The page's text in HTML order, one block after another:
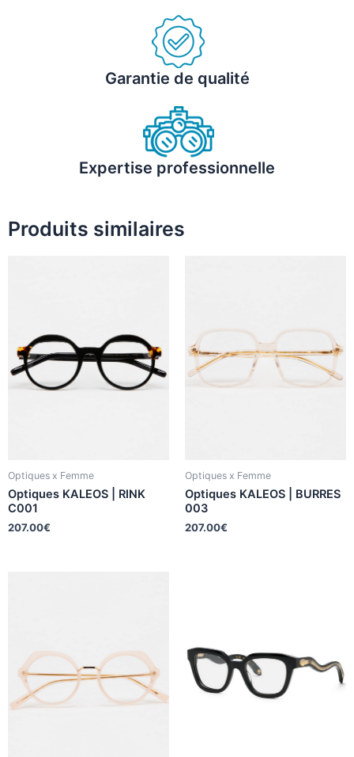
Garantie de qualité
Expertise professionnelle
Produits similaires
Optiques x Femme
Optiques KALEOS | RINK
C001
207.00€
Optiques x Femme
Optiques KALEOS | BURRES
003
207.00€